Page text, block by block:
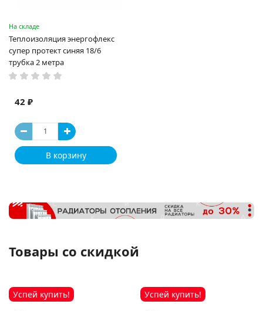
На складе
Теплоизоляция энергофлекс
супер протект синяя 18/6
трубка 2 метра
42 ₽
В корзину
Товары со скидкой
Успей купить! Успей купить!